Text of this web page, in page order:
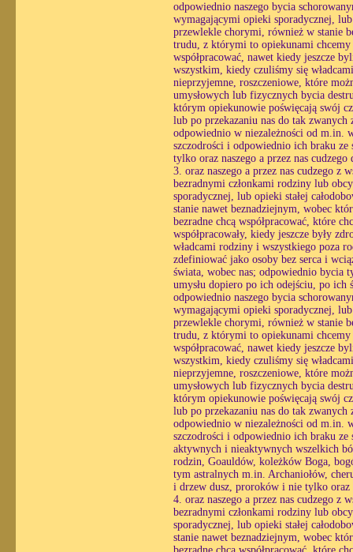
odpowiednio naszego bycia
wymagającymi opieki sporadycznej,
przewlekle chorymi, również w stanie
trudu, z którymi to opiekunami
współpracować, nawet kiedy jeszcze
wszystkim, kiedy czuliśmy się
nieprzyjemne, roszczeniowe, które
umysłowych lub fizycznych bycia
którym opiekunowie poświęcają swój
lub po przekazaniu nas do tak
odpowiednio w niezależności od m.in.
szczodrości i odpowiednio ich braku
tylko oraz naszego a przez nas
3. oraz naszego a przez nas cudzego
bezradnymi członkami rodziny lub
sporadycznej, lub opieki stałej
stanie nawet beznadziejnym, wobec
bezradne chcą współpracować, które
współpracowały, kiedy jeszcze były
władcami rodziny i wszystkiego poza
zdefiniować jako osoby bez serca i
świata, wobec nas; odpowiednio bycia
umysłu dopiero po ich odejściu, po ich
odpowiednio naszego bycia
wymagającymi opieki sporadycznej,
przewlekle chorymi, również w stanie
trudu, z którymi to opiekunami
współpracować, nawet kiedy jeszcze
wszystkim, kiedy czuliśmy się
nieprzyjemne, roszczeniowe, które
umysłowych lub fizycznych bycia
którym opiekunowie poświęcają swój
lub po przekazaniu nas do tak
odpowiednio w niezależności od m.in.
szczodrości i odpowiednio ich braku
aktywnych i nieaktywnych wszelkich
rodzin, Goauldów, koleżków Boga,
tym astralnych m.in. Archaniołów,
i drzew dusz, proroków i nie tylko oraz
4. oraz naszego a przez nas cudzego
bezradnymi członkami rodziny lub
sporadycznej, lub opieki stałej
stanie nawet beznadziejnym, wobec